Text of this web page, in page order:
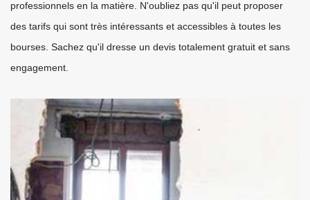
professionnels en la matière. N'oubliez pas qu'il peut proposer
des tarifs qui sont très intéressants et accessibles à toutes les
bourses. Sachez qu'il dresse un devis totalement gratuit et sans
engagement.